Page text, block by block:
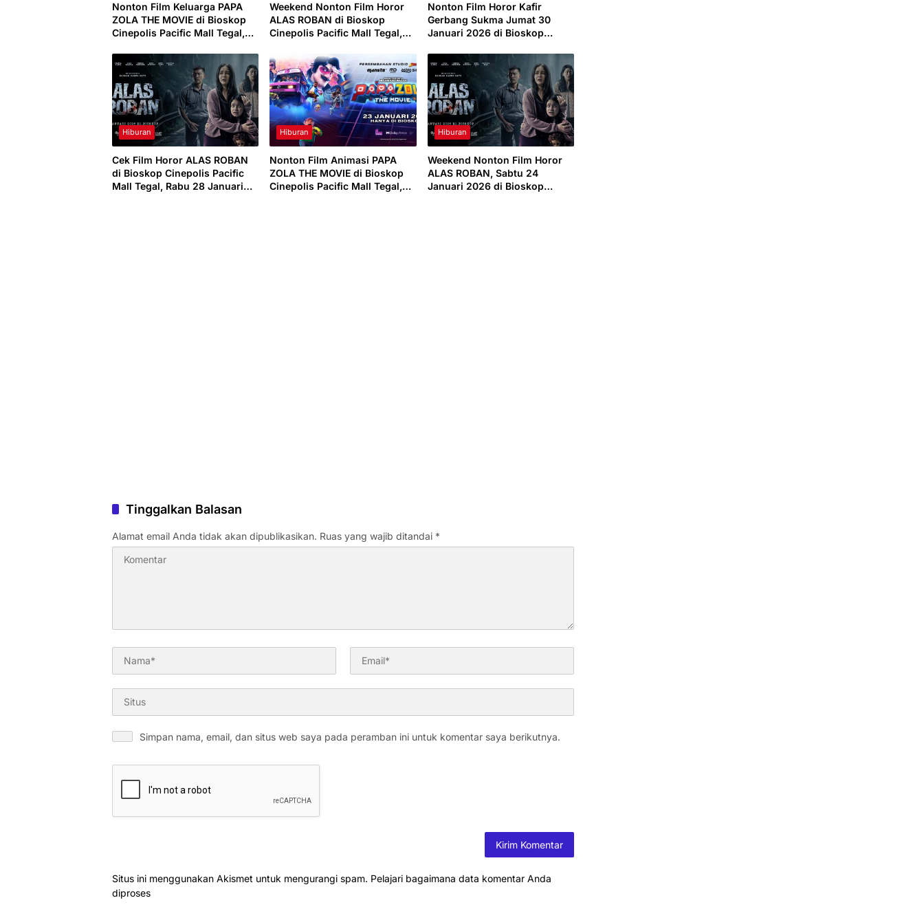
Nonton Film Keluarga PAPA
ZOLA THE MOVIE di Bioskop
Cinepolis Pacific Mall Tegal,
Weekend Nonton Film Horor
ALAS ROBAN di Bioskop
Cinepolis Pacific Mall Tegal,
Nonton Film Horor Kafir
Gerbang Sukma Jumat 30
Januari 2026 di Bioskop
Hiburan
Cek Film Horor ALAS ROBAN
di Bioskop Cinepolis Pacific
Mall Tegal, Rabu 28 Januari
Hiburan
Nonton Film Animasi PAPA
ZOLA THE MOVIE di Bioskop
Cinepolis Pacific Mall Tegal,
Hiburan
Weekend Nonton Film Horor
ALAS ROBAN, Sabtu 24
Januari 2026 di Bioskop
Tinggalkan Balasan
Alamat email Anda tidak akan dipublikasikan. Ruas yang wajib ditandai *
Simpan nama, email, dan situs web saya pada peramban ini untuk komentar saya berikutnya.
Situs ini menggunakan Akismet untuk mengurangi spam. Pelajari bagaimana data komentar Anda
diproses